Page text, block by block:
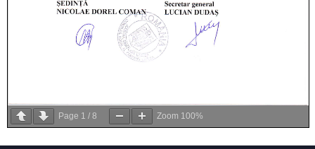
Page 1 / 8 Zoom 100%